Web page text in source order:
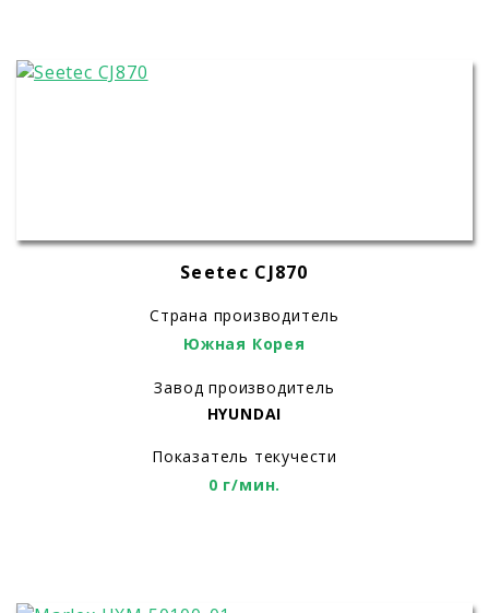
Seetec CJ870
Страна производитель
Южная Корея
Завод производитель
HYUNDAI
Показатель текучести
0 г/мин.